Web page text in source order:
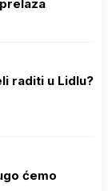
raditi u Lidlu?
ćemo